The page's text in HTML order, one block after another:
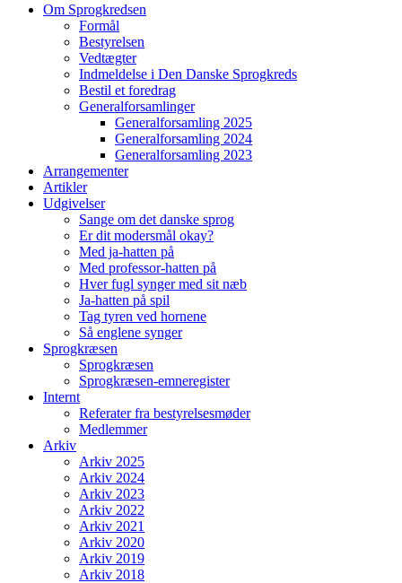
Om Sprogkredsen
Formål
Bestyrelsen
Vedtægter
Indmeldelse i Den Danske Sprogkreds
Bestil et foredrag
Generalforsamlinger
Generalforsamling 2025
Generalforsamling 2024
Generalforsamling 2023
Arrangementer
Artikler
Udgivelser
Sange om det danske sprog
Er dit modersmål okay?
Med ja-hatten på
Med professor-hatten på
Hver fugl synger med sit næb
Ja-hatten på spil
Tag tyren ved hornene
Så englene synger
Sprogkræsen
Sprogkræsen
Sprogkræsen-emneregister
Internt
Referater fra bestyrelsesmøder
Medlemmer
Arkiv
Arkiv 2025
Arkiv 2024
Arkiv 2023
Arkiv 2022
Arkiv 2021
Arkiv 2020
Arkiv 2019
Arkiv 2018